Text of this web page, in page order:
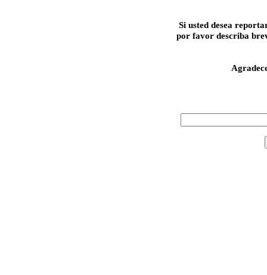
Si usted desea
por favor describa